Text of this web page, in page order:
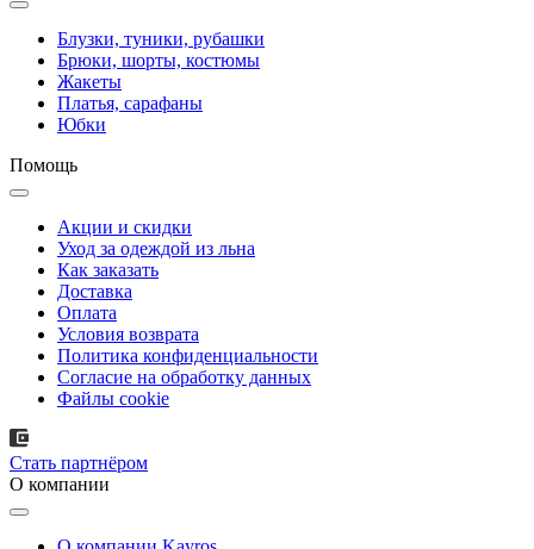
Блузки, туники, рубашки
Брюки, шорты, костюмы
Жакеты
Платья, сарафаны
Юбки
Помощь
Акции и скидки
Уход за одеждой из льна
Как заказать
Доставка
Оплата
Условия возврата
Политика конфиденциальности
Согласие на обработку данных
Файлы cookie
Стать партнёром
О компании